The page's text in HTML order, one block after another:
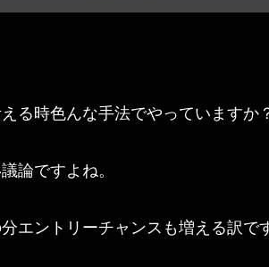
る時色んな手法でやっていますか
論ですよね。
エントリーチャンスも増える訳で